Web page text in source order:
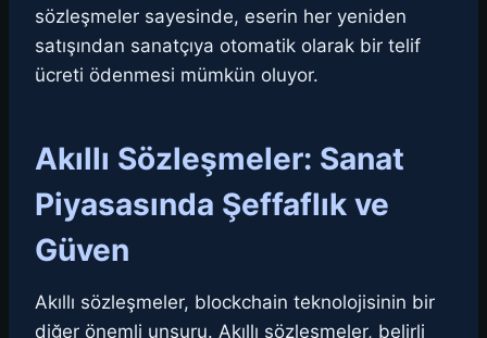
sözleşmeler sayesinde, eserin her yeniden
satışından sanatçıya otomatik olarak bir telif
ücreti ödenmesi mümkün oluyor.
Akıllı Sözleşmeler: Sanat
Piyasasında Şeffaflık ve
Güven
Akıllı sözleşmeler, blockchain teknolojisinin bir
diğer önemli unsuru. Akıllı sözleşmeler, belirli